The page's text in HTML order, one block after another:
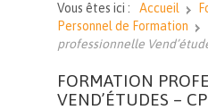
cours
Vous êtes ici : Accueil
Personnel de Formation
professionnelle
FORMATION
VEND’ÉTUDES –